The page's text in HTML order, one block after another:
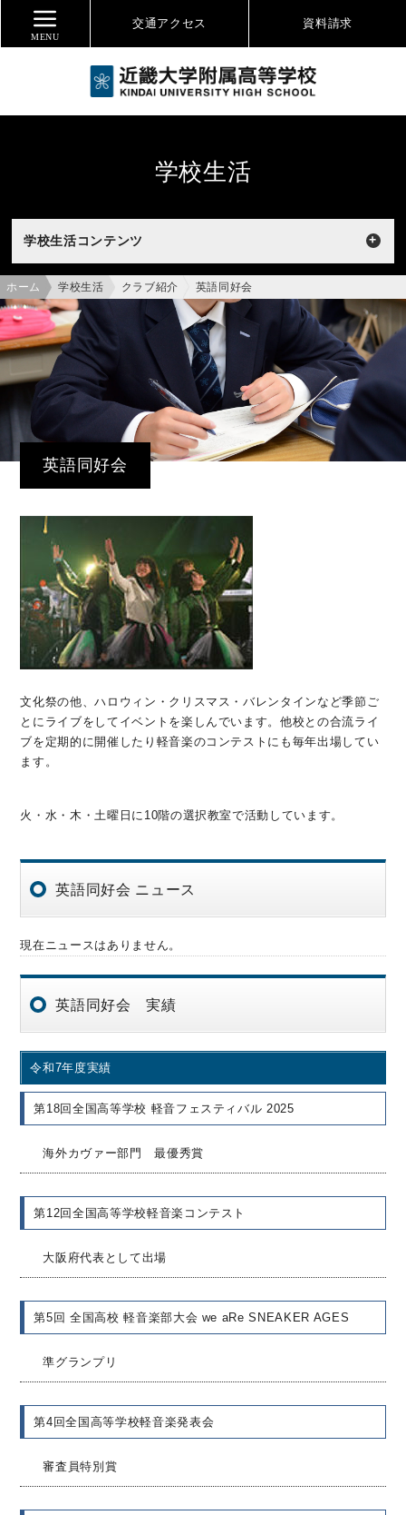
MENU
交通アクセス 資料請求
学校生活
学校生活コンテンツ
ホーム 学校生活 クラブ紹介 英語同好会
英語同好会
文化祭の他、ハロウィン・クリスマス・バレンタインなど季節ご
とにライブをしてイベントを楽しんでいます。他校との合流ライ
ブを定期的に開催したり軽音楽のコンテストにも毎年出場してい
ます。
火・水・木・土曜日に10階の選択教室で活動しています。
英語同好会 ニュース
現在ニュースはありません。
英語同好会 実績
令和7年度実績
第18回全国高等学校 軽音フェスティバル 2025
海外カヴァー部門 最優秀賞
第12回全国高等学校軽音楽コンテスト
大阪府代表として出場
第5回 全国高校 軽音楽部大会 we aRe SNEAKER AGES
準グランプリ
第4回全国高等学校軽音楽発表会
審査員特別賞